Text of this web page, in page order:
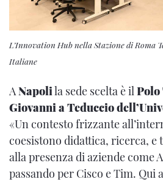
L’Innovation Hub nella Stazione di Roma
Italiane
ANapolila sede scelta è ilPolo
Giovanni a Teduccio
«Un contesto frizzante
coesistono didattica, ricerca, e
alla presenza di aziende come
passando per Cisco e Tim. Qui